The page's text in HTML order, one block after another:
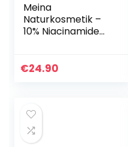
Meina
Naturkosmetik –
10% Niacinamide
klärendes Bio
€24.90